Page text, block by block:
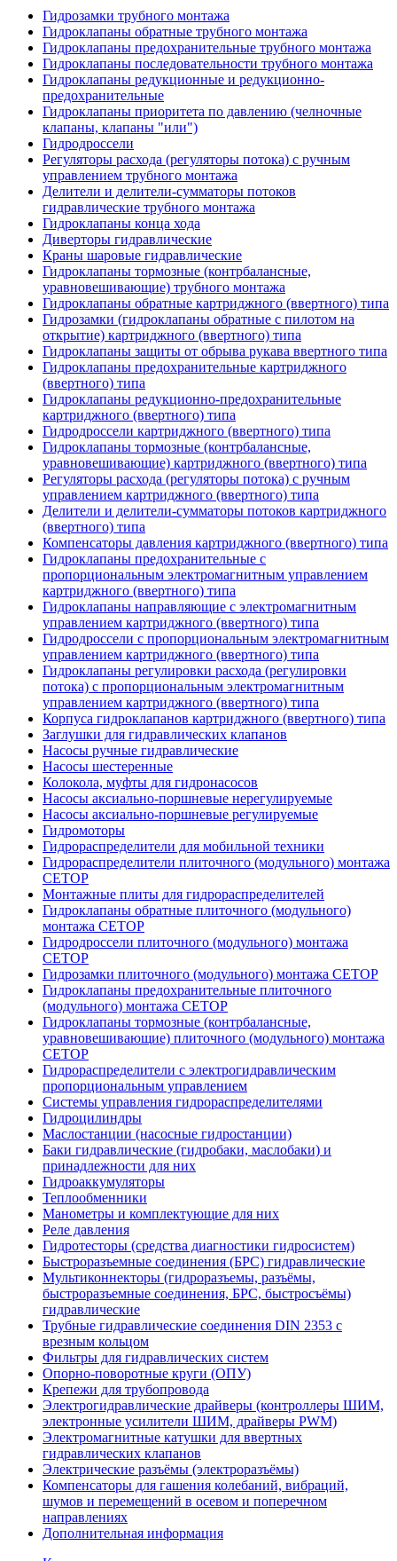
Гидрозамки трубного монтажа
Гидроклапаны обратные трубного монтажа
Гидроклапаны предохранительные трубного монтажа
Гидроклапаны последовательности трубного монтажа
Гидроклапаны редукционные и редукционно-
предохранительные
Гидроклапаны приоритета по давлению (челночные
клапаны, клапаны "или")
Гидродроссели
Регуляторы расхода (регуляторы потока) с ручным
управлением трубного монтажа
Делители и делители-сумматоры потоков
гидравлические трубного монтажа
Гидроклапаны конца хода
Диверторы гидравлические
Краны шаровые гидравлические
Гидроклапаны тормозные (контрбалансные,
уравновешивающие) трубного монтажа
Гидроклапаны обратные картриджного (ввертного) типа
Гидрозамки (гидроклапаны обратные с пилотом на
открытие) картриджного (ввертного) типа
Гидроклапаны защиты от обрыва рукава ввертного типа
Гидроклапаны предохранительные картриджного
(ввертного) типа
Гидроклапаны редукционно-предохранительные
картриджного (ввертного) типа
Гидродроссели картриджного (ввертного) типа
Гидроклапаны тормозные (контрбалансные,
уравновешивающие) картриджного (ввертного) типа
Регуляторы расхода (регуляторы потока) с ручным
управлением картриджного (ввертного) типа
Делители и делители-сумматоры потоков картриджного
(ввертного) типа
Компенсаторы давления картриджного (ввертного) типа
Гидроклапаны предохранительные с
пропорциональным электромагнитным управлением
картриджного (ввертного) типа
Гидроклапаны направляющие с электромагнитным
управлением картриджного (ввертного) типа
Гидродроссели с пропорциональным электромагнитным
управлением картриджного (ввертного) типа
Гидроклапаны регулировки расхода (регулировки
потока) с пропорциональным электромагнитным
управлением картриджного (ввертного) типа
Корпуса гидроклапанов картриджного (ввертного) типа
Заглушки для гидравлических клапанов
Насосы ручные гидравлические
Насосы шестеренные
Колокола, муфты для гидронасосов
Насосы аксиально-поршневые нерегулируемые
Насосы аксиально-поршневые регулируемые
Гидромоторы
Гидрораспределители для мобильной техники
Гидрораспределители плиточного (модульного) монтажа
СЕТОР
Монтажные плиты для гидрораспределителей
Гидроклапаны обратные плиточного (модульного)
монтажа CETOP
Гидродроссели плиточного (модульного) монтажа
CETOP
Гидрозамки плиточного (модульного) монтажа CETOP
Гидроклапаны предохранительные плиточного
(модульного) монтажа CETOP
Гидроклапаны тормозные (контрбалансные,
уравновешивающие) плиточного (модульного) монтажа
CETOP
Гидрораспределители с электрогидравлическим
пропорциональным управлением
Системы управления гидрораспределителями
Гидроцилиндры
Маслостанции (насосные гидростанции)
Баки гидравлические (гидробаки, маслобаки) и
принадлежности для них
Гидроаккумуляторы
Теплообменники
Манометры и комплектующие для них
Реле давления
Гидротесторы (средства диагностики гидросистем)
Быстроразъемные соединения (БРС) гидравлические
Мультиконнекторы (гидроразъемы, разъёмы,
быстроразъемные соединения, БРС, быстросъёмы)
гидравлические
Трубные гидравлические соединения DIN 2353 с
врезным кольцом
Фильтры для гидравлических систем
Опорно-поворотные круги (ОПУ)
Крепежи для трубопровода
Электрогидравлические драйверы (контроллеры ШИМ,
электронные усилители ШИМ, драйверы PWM)
Электромагнитные катушки для ввертных
гидравлических клапанов
Электрические разъёмы (электроразъёмы)
Компенсаторы для гашения колебаний, вибраций,
шумов и перемещений в осевом и поперечном
направлениях
Дополнительная информация